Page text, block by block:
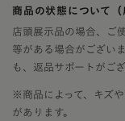
商品の状態について（
店頭展示品の場合、ご
等がある場合がござい
も、返品サポートがご
※商品によって、キズ
があります。